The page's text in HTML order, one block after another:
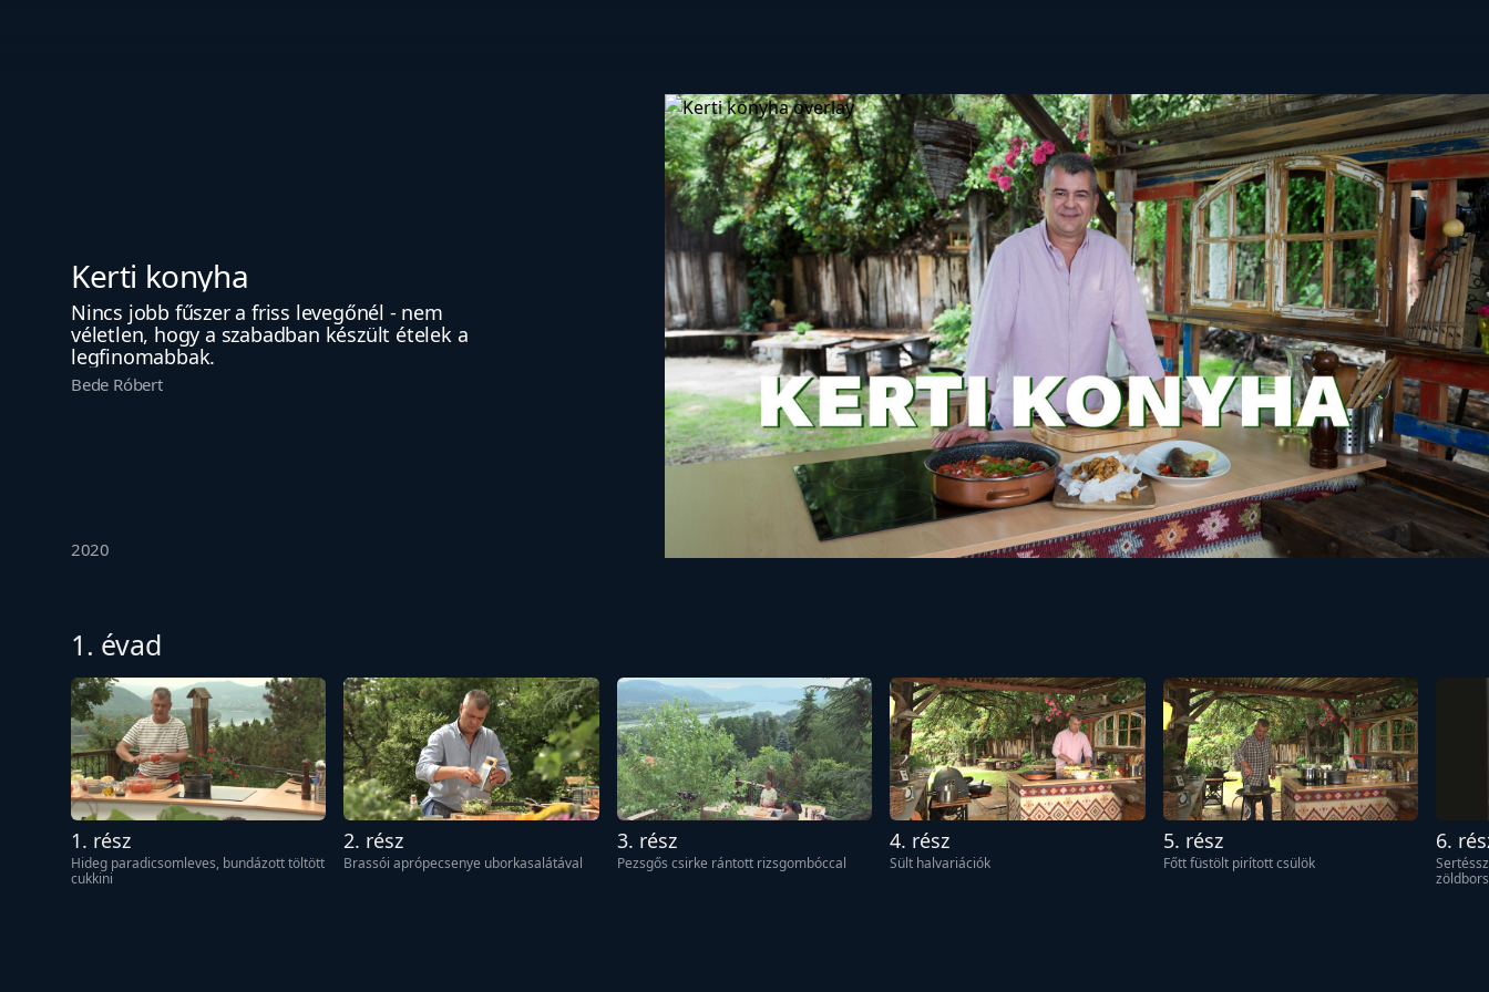
Kerti konyha
Nincs jobb fűszer a friss levegőnél - nem
véletlen, hogy a szabadban készült ételek a
legfinomabbak.
Bede Róbert
2020
1. évad
1. rész
Hideg paradicsomleves, bundázott töltött
cukkini
2. rész
Brassói aprópecsenye uborkasalátával
3. rész
Pezsgős csirke rántott rizsgombóccal
4. rész
Sült halvariációk
5. rész
Főtt füstölt pirított csülök
6.